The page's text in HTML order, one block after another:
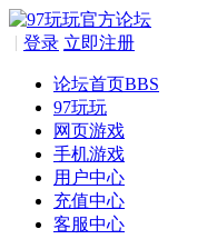
登录
| 立即注册
论坛首页BBS
97玩玩
网页游戏
手机游戏
用户中心
充值中心
客服中心